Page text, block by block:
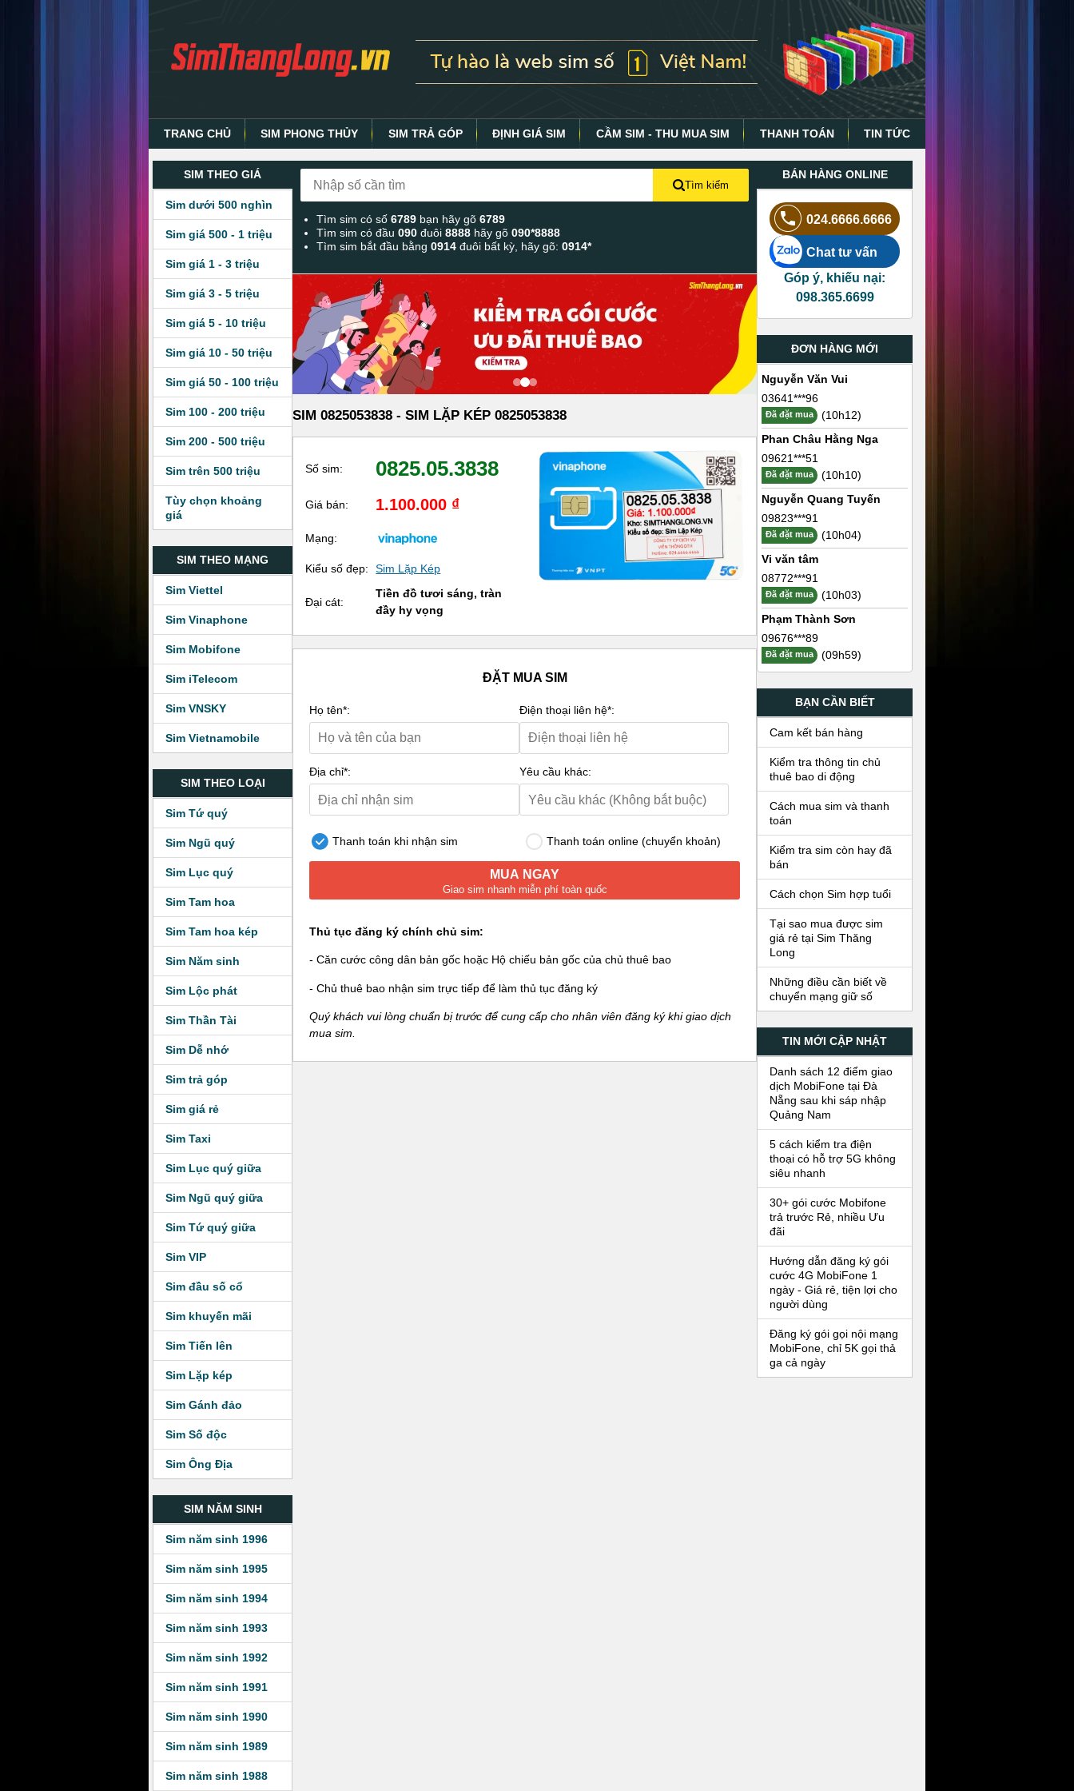
TRANG CHỦ SIM PHONG THỦY SIM TRẢ GÓP ĐỊNH GIÁ SIM CẦM SIM - THU MUA SIM THANH TOÁN TIN TỨC
SIM THEO GIÁ
Sim dưới 500 nghìn
Sim giá 500 - 1 triệu
Sim giá 1 - 3 triệu
Sim giá 3 - 5 triệu
Sim giá 5 - 10 triệu
Sim giá 10 - 50 triệu
Sim giá 50 - 100 triệu
Sim 100 - 200 triệu
Sim 200 - 500 triệu
Sim trên 500 triệu
Tùy chọn khoảng
giá
SIM THEO MẠNG
Sim Viettel
Sim Vinaphone
Sim Mobifone
Sim iTelecom
Sim VNSKY
Sim Vietnamobile
SIM THEO LOẠI
Sim Tứ quý
Sim Ngũ quý
Sim Lục quý
Sim Tam hoa
Sim Tam hoa kép
Sim Năm sinh
Sim Lộc phát
Sim Thần Tài
Sim Dễ nhớ
Sim trả góp
Sim giá rẻ
Sim Taxi
Sim Lục quý giữa
Sim Ngũ quý giữa
Sim Tứ quý giữa
Sim VIP
Sim đầu số cổ
Sim khuyến mãi
Sim Tiến lên
Sim Lặp kép
Sim Gánh đảo
Sim Số độc
Sim Ông Địa
SIM NĂM SINH
Sim năm sinh 1996
Sim năm sinh 1995
Sim năm sinh 1994
Sim năm sinh 1993
Sim năm sinh 1992
Sim năm sinh 1991
Sim năm sinh 1990
Sim năm sinh 1989
Sim năm sinh 1988
Tìm kiếm
Tìm sim có số6789 bạn hãy gõ6789
Tìm sim có đầu090đuôi8888 hãy gõ090*8888
Tìm sim bắt đầu bằng0914 đuôi bất kỳ, hãy gõ:0914*
SIM 0825053838 - SIM LẶP KÉP 0825053838
Số sim: 0825.05.3838
Giá bán: 1.100.000 ₫
Mạng:
Kiểu số đẹp: Sim Lặp Kép
Đại cát:
Tiền đồ tươi sáng, tràn
đầy hy vọng
ĐẶT MUA SIM
Họ tên*: Điện thoại liên hệ*:
Địa chỉ*: Yêu cầu khác:
Thanh toán khi nhận sim Thanh toán online (chuyển khoản)
MUA NGAY
Giao sim nhanh miễn phí toàn quốc
Thủ tục đăng ký chính chủ sim:
- Căn cước công dân bản gốc hoặc Hộ chiếu bản gốc của chủ thuê bao
- Chủ thuê bao nhận sim trực tiếp để làm thủ tục đăng ký
Quý khách vui lòng chuẩn bị trước để cung cấp cho nhân viên đăng ký khi giao dịch
mua sim.
BÁN HÀNG ONLINE
024.6666.6666
Chat tư vấn
Góp ý, khiếu nại:
098.365.6699
ĐƠN HÀNG MỚI
Nguyễn Văn Vui
03641***96
Đã đặt mua
(10h12)
Phan Châu Hằng Nga
09621***51
Đã đặt mua
(10h10)
Nguyễn Quang Tuyến
09823***91
Đã đặt mua
(10h04)
Vi văn tâm
08772***91
Đã đặt mua
(10h03)
Phạm Thành Sơn
09676***89
Đã đặt mua (09h59)
BẠN CẦN BIẾT
Cam kết bán hàng
Kiểm tra thông tin chủ
thuê bao di động
Cách mua sim và thanh
toán
Kiểm tra sim còn hay đã
bán
Cách chọn Sim hợp tuổi
Tại sao mua được sim
giá rẻ tại Sim Thăng
Long
Những điều cần biết về
chuyển mạng giữ số
TIN MỚI CẬP NHẬT
Danh sách 12 điểm giao
dịch MobiFone tại Đà
Nẵng sau khi sáp nhập
Quảng Nam
5 cách kiểm tra điện
thoại có hỗ trợ 5G không
siêu nhanh
30+ gói cước Mobifone
trả trước Rẻ, nhiều Ưu
đãi
Hướng dẫn đăng ký gói
cước 4G MobiFone 1
ngày - Giá rẻ, tiện lợi cho
người dùng
Đăng ký gói gọi nội mạng
MobiFone, chỉ 5K gọi thả
ga cả ngày